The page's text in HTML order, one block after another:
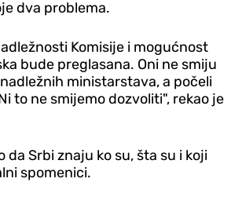
dva problema.
Komisije i mogućnost
bude preglasana. Oni ne smiju
ministarstava, a počeli
to ne smijemo dozvoliti", rekao je
da Srbi znaju ko su, šta su i koji
spomenici.